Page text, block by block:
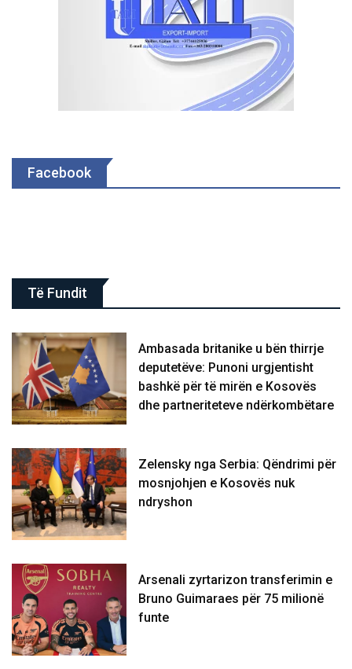
Facebook
Të Fundit
Ambasada britanike u bën thirrje
deputetëve: Punoni urgjentisht
bashkë për të mirën e Kosovës
dhe partneriteteve ndërkombëtare
Zelensky nga Serbia: Qëndrimi për
mosnjohjen e Kosovës nuk
ndryshon
Arsenali zyrtarizon transferimin e
Bruno Guimaraes për 75 milionë
funte